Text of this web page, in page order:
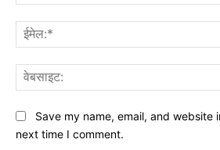
Save my name, email, and website
next time I comment.